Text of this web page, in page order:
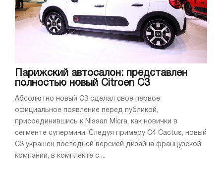
Парижский автосалон: представлен
полностью новый Citroen C3
Абсолютно новый C3 сделал свое первое
официальное появление перед публикой,
присоединившись к Nissan Micra, как новички в
сегменте супермини. Следуя примеру С4 Cactus, новый
С3 украшен последней версией дизайна французской
компании, в комплекте с ...